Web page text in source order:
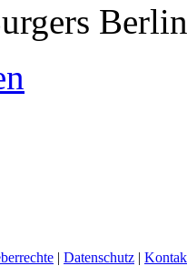
| Datenschutz |